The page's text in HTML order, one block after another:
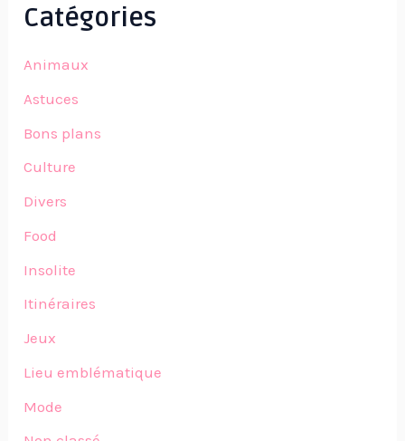
Catégories
Animaux
Astuces
Bons plans
Culture
Divers
Food
Insolite
Itinéraires
Jeux
Lieu emblématique
Mode